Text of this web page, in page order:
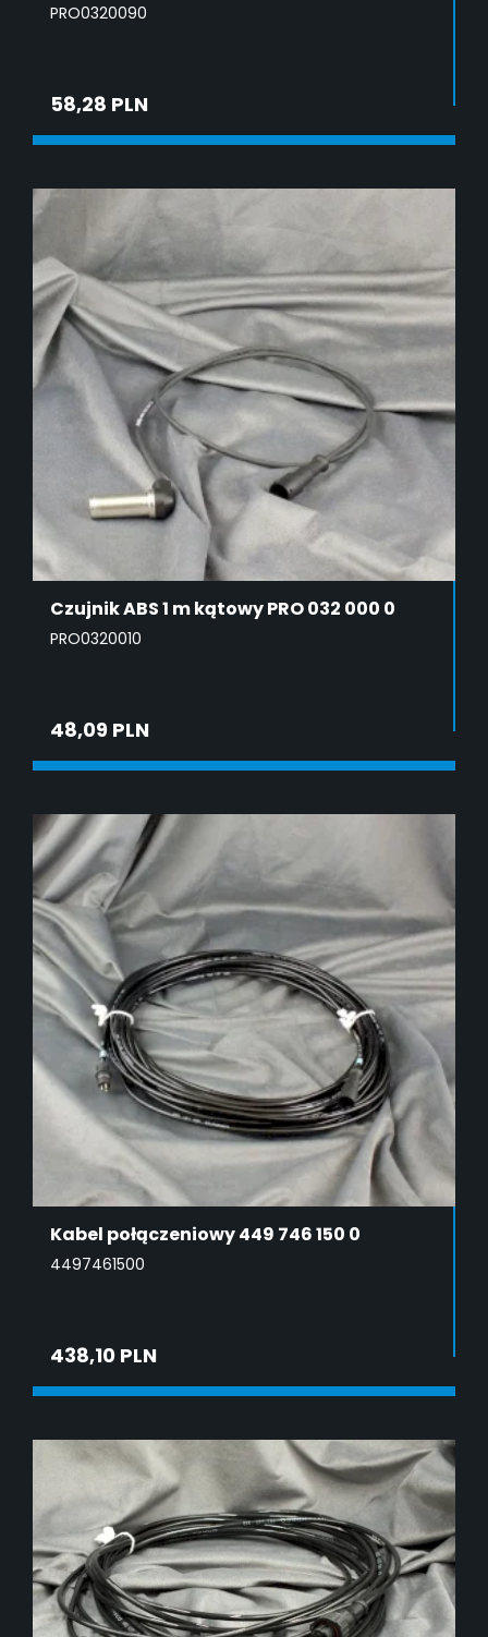
PRO0320090
58,28 PLN
Czujnik ABS 1 m kątowy PRO 032 000 0
PRO0320010
48,09 PLN
Kabel połączeniowy 449 746 150 0
4497461500
438,10 PLN